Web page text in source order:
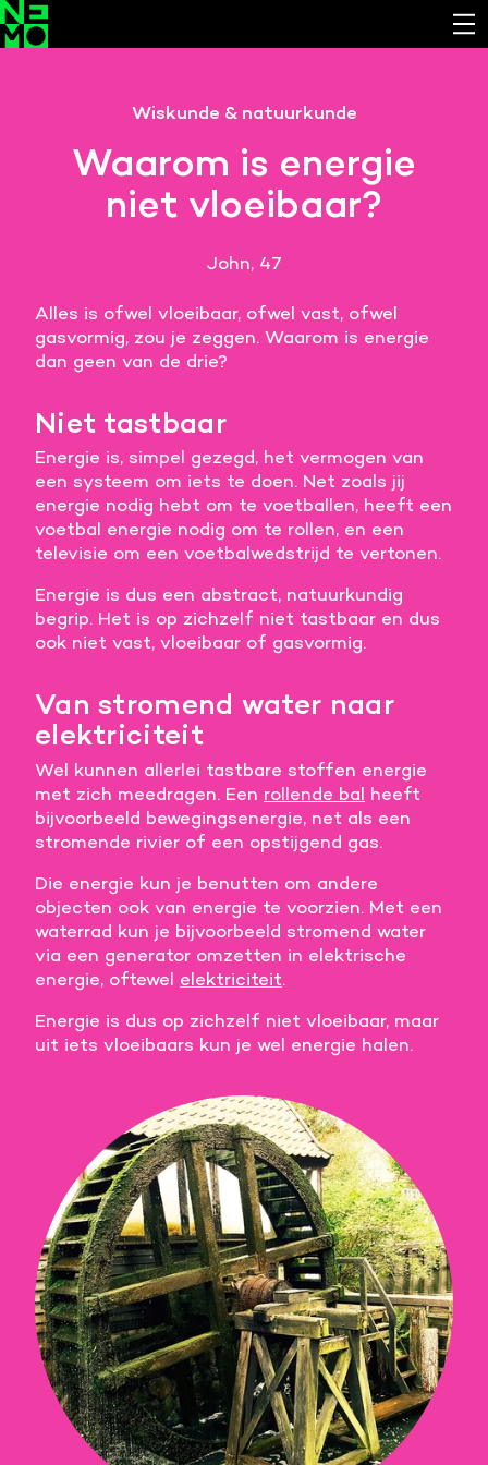
Wiskunde & natuurkunde
Waarom is energie
niet vloeibaar?
John, 47
Alles is ofwel vloeibaar, ofwel vast, ofwel
gasvormig, zou je zeggen. Waarom is energie
dan geen van de drie?
Niet tastbaar
Energie is, simpel gezegd, het vermogen van
een systeem om iets te doen. Net zoals jij
energie nodig hebt om te voetballen, heeft een
voetbal energie nodig om te rollen, en een
televisie om een voetbalwedstrijd te vertonen.
Energie is dus een abstract, natuurkundig
begrip. Het is op zichzelf niet tastbaar en dus
ook niet vast, vloeibaar of gasvormig.
Van stromend water naar
elektriciteit
Wel kunnen allerlei tastbare stoffen energie
met zich meedragen. Een rollende bal heeft
bijvoorbeeld bewegingsenergie, net als een
stromende rivier of een opstijgend gas.
Die energie kun je benutten om andere
objecten ook van energie te voorzien. Met een
waterrad kun je bijvoorbeeld stromend water
via een generator omzetten in elektrische
energie, oftewel elektriciteit.
Energie is dus op zichzelf niet vloeibaar, maar
uit iets vloeibaars kun je wel energie halen.
Cookies van derde partijen
Noodzakelijk om content van externe bronnen te
Analystische cookies
verbeteren.
Marketing cookies
Deze website maakt gebruik van cookies. Pas hier
je voorkeuren aan.
Meer informatie
Voorkeuren opslaan